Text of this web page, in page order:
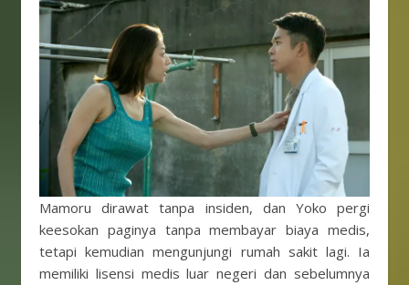
Mamoru dirawat tanpa insiden, dan Yoko pergi
keesokan paginya tanpa membayar biaya medis,
tetapi kemudian mengunjungi rumah sakit lagi. Ia
memiliki lisensi medis luar negeri dan sebelumnya